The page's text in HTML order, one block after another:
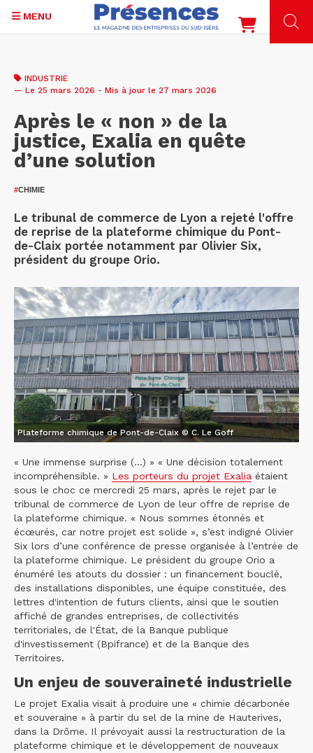
contenu
MENU
INDUSTRIE
— Le 25 mars 2026 - Mis à jour le 27 mars 2026
Après le « non » de la
justice, Exalia en quête
d’une solution
#CHIMIE
Le tribunal de commerce de Lyon a rejeté l'offre
de reprise de la plateforme chimique du Pont-
de-Claix portée notamment par Olivier Six,
président du groupe Orio.
Plateforme chimique de Pont-de-Claix © C. Le Goff
« Une immense surprise (...) » « Une décision totalement
incompréhensible. » Les porteurs du projet Exalia étaient
sous le choc ce mercredi 25 mars, après le rejet par le
tribunal de commerce de Lyon de leur offre de reprise de
la plateforme chimique. « Nous sommes étonnés et
écœurés, car notre projet est solide », s’est indigné Olivier
Six lors d’une conférence de presse organisée à l’entrée de
la plateforme chimique. Le président du groupe Orio a
énuméré les atouts du dossier : un financement bouclé,
des installations disponibles, une équipe constituée, des
lettres d'intention de futurs clients, ainsi que le soutien
affiché de grandes entreprises, de collectivités
territoriales, de l'État, de la Banque publique
d'investissement (Bpifrance) et de la Banque des
Territoires.
Un enjeu de souveraineté industrielle
Le projet Exalia visait à produire une « chimie décarbonée
et souveraine » à partir du sel de la mine de Hauterives,
dans la Drôme. Il prévoyait aussi la restructuration de la
plateforme chimique et le développement de nouveaux